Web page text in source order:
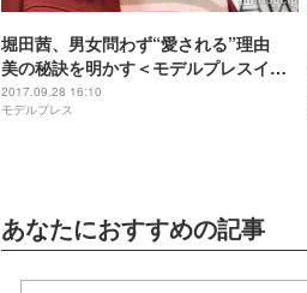
堀田茜、男女問わず“愛される”理由
美の秘訣を明かす＜モデルプレスイン
タビュー＞
2017.09.28 16:10
モデルプレス
あなたにおすすめの記事